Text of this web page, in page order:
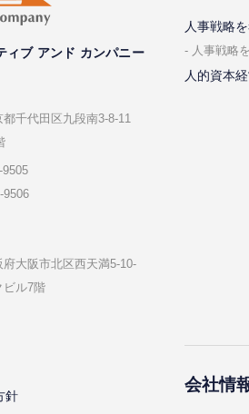
ィブ アンド カンパニー
都千代⽥区九段南3-8-11
9506
府⼤阪市北区⻄天満5-10-
ビル7階
針
⼈事戦略
⼈事戦略
人的資本
会社情